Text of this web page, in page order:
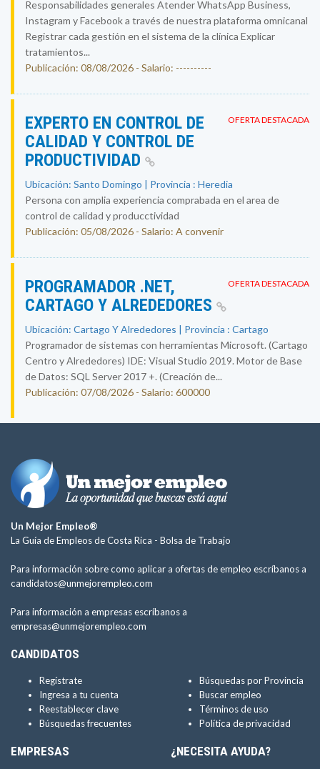
Responsabilidades generales Atender WhatsApp Business,
Instagram y Facebook a través de nuestra plataforma omnicanal
Registrar cada gestión en el sistema de la clínica Explicar
tratamientos...
Publicación: 08/08/2026 - Salario: ----------
OFERTA DESTACADA
EXPERTO EN CONTROL DE
CALIDAD Y CONTROL DE
PRODUCTIVIDAD
Ubicación: Santo Domingo | Provincia : Heredia
Persona con amplia experiencia comprabada en el area de
control de calidad y producctividad
Publicación: 05/08/2026 - Salario: A convenir
OFERTA DESTACADA
PROGRAMADOR .NET,
CARTAGO Y ALREDEDORES
Ubicación: Cartago Y Alrededores | Provincia : Cartago
Programador de sistemas con herramientas Microsoft. (Cartago
Centro y Alrededores) IDE: Visual Studio 2019. Motor de Base
de Datos: SQL Server 2017 +. (Creación de...
Publicación: 07/08/2026 - Salario: 600000
Un Mejor Empleo®
La Guía de Empleos de Costa Rica - Bolsa de Trabajo
Para información sobre como aplicar a ofertas de empleo escríbanos a
candidatos@unmejorempleo.com
Para información a empresas escríbanos a
empresas@unmejorempleo.com
CANDIDATOS
Regístrate
Ingresa a tu cuenta
Reestablecer clave
Búsquedas frecuentes
Búsquedas por Provincia
Buscar empleo
Términos de uso
Política de privacidad
EMPRESAS ¿NECESITA AYUDA?